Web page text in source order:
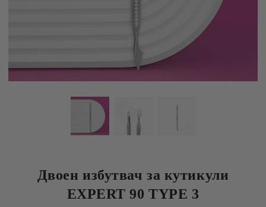
Двоен избутвач за кутикули
EXPERT 90 TYPE 3